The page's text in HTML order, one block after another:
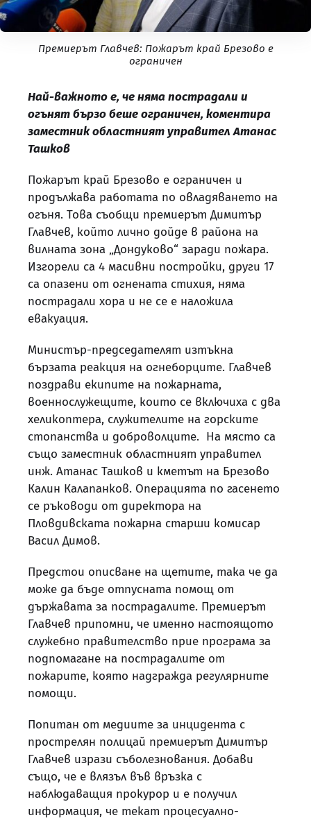
Премиерът Главчев: Пожарът край Брезово е
ограничен
Най-важното е, че няма пострадали и
огънят бързо беше ограничен, коментира
заместник областният управител Атанас
Ташков
Пожарът край Брезово е ограничен и
продължава работата по овладяването на
огъня. Това съобщи премиерът Димитър
Главчев, който лично дойде в района на
вилната зона „Дондуково“ заради пожара.
Изгорели са 4 масивни постройки, други 17
са опазени от огнената стихия, няма
пострадали хора и не се е наложила
евакуация.
Министър-председателят изтъкна
бързата реакция на огнеборците. Главчев
поздрави екипите на пожарната,
военнослужещите, които се включиха с два
хеликоптера, служителите на горските
стопанства и доброволците. На място са
също заместник областният управител
инж. Атанас Ташков и кметът на Брезово
Калин Калапанков. Операцията по гасенето
се ръководи от директора на
Пловдивската пожарна старши комисар
Васил Димов.
Предстои описване на щетите, така че да
може да бъде отпусната помощ от
държавата за пострадалите. Премиерът
Главчев припомни, че именно настоящото
служебно правителство прие програма за
подпомагане на пострадалите от
пожарите, която надгражда регулярните
помощи.
Попитан от медиите за инцидента с
прострелян полицай премиерът Димитър
Главчев изрази съболезнования. Добави
също, че е влязъл във връзка с
наблюдаващия прокурор и е получил
информация, че текат процесуално-